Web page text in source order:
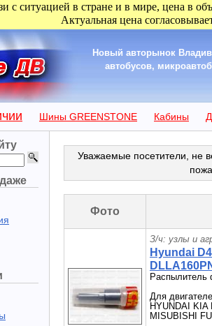
с ситуацией в стране и в мире, цена в
Актуальная цена
Новый авторынок
автобусов,
Шины GREENSTONE Кабины
Уважаемые посетители, не
Фото
З/ч: узлы и
Hyundai
Распылитель
Для
HYUNDAI KIA
MISUBISHI